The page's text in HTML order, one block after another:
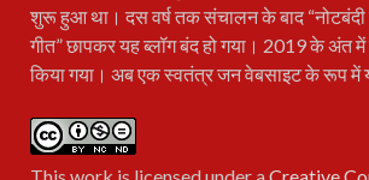
शुरू हुआ था। दस वर्ष तक संचालन के बाद
गीत” छापकर यह ब्लॉग बंद हो गया। 2019 के अंत में
किया गया। अब एक स्वतंत्र जन वेबसाइट के रूप